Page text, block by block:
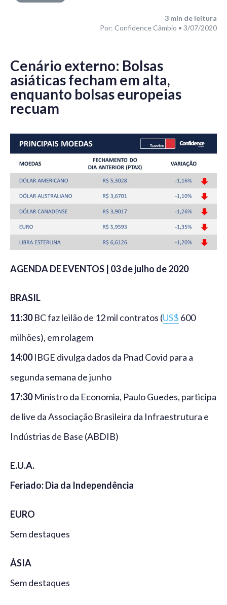
3 min de leitura
Por: Confidence Câmbio • 3/07/2020
Cenário externo: Bolsas
asiáticas fecham em alta,
enquanto bolsas europeias
recuam
AGENDA DE EVENTOS | 03 de julho de 2020
BRASIL
11:30BC faz leilão de 12 mil contratos (US$ 600
milhões), em rolagem
14:00IBGE divulga dados da Pnad Covid para a
segunda semana de junho
17:30Ministro da Economia, Paulo Guedes, participa
de live da Associação Brasileira da Infraestrutura e
Indústrias de Base (ABDIB)
E.U.A.
Feriado: Dia da Independência
EURO
Sem destaques
ÁSIA
Sem destaques